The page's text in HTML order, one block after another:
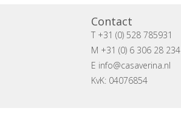
Contact
T +31 (0) 528 785931
M +31 (0) 6 306 28 234
E info@casaverina.nl
KvK: 04076854